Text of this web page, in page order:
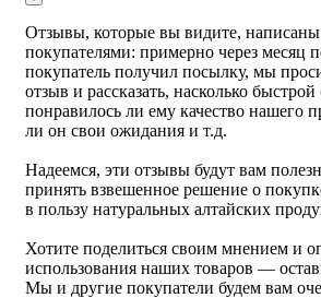
Противопоказания: Индивидуальная
Объем:200 мл.
В 100 г содержится:
полиненасыщенные жирные кислоты
57 %, ω6 – 17 %,
насыщенные и мононенасыщенные
25,7 %,
витамин Е – 6,2 мг.
Энергетическая ценность:922 Ккал/
Способ хранения:Хранить при
°С, после вскрытия хранить в
дней.
Срок годности:10 месяцев
Отзывы, которые вы видите,
покупателями: примерно через месяц
покупатель получил посылку, мы
отзыв и рассказать, насколько
понравилось ли ему качество нашего
ли он свои ожидания и т.д.
Надеемся, эти отзывы будут вам
принять взвешенное решение о
в пользу натуральных алтайских
Хотите поделиться своим мнением и
использования наших товаров —
Мы и другие покупатели будем вам